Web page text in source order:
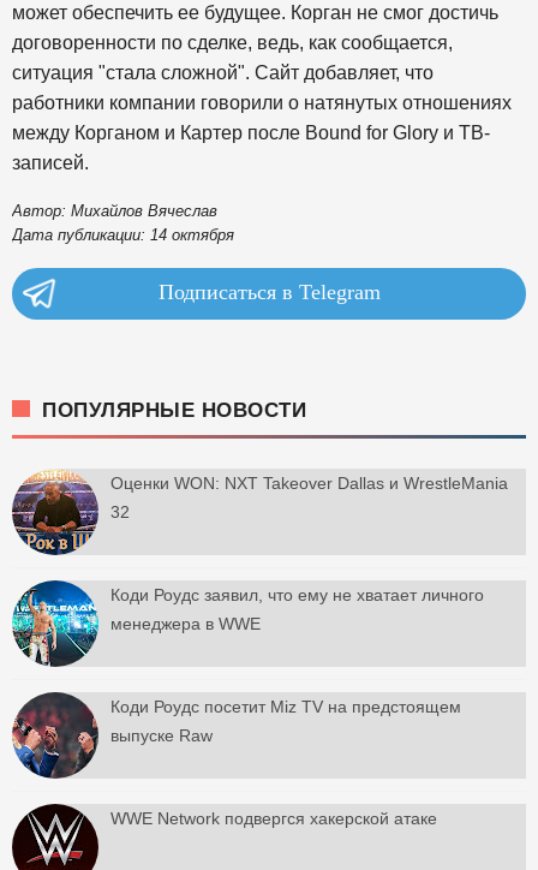
может обеспечить ее будущее. Корган не смог достичь
договоренности по сделке, ведь, как сообщается,
ситуация "стала сложной". Сайт добавляет, что
работники компании говорили о натянутых отношениях
между Корганом и Картер после Bound for Glory и ТВ-
записей.
Автор: Михайлов Вячеслав
Дата публикации: 14 октября
Подписаться в Telegram
ПОПУЛЯРНЫЕ НОВОСТИ
Оценки WON: NXT Takeover Dallas и WrestleMania
32
Коди Роудс заявил, что ему не хватает личного
менеджера в WWE
Коди Роудс посетит Miz TV на предстоящем
выпуске Raw
WWE Network подвергся хакерской атаке